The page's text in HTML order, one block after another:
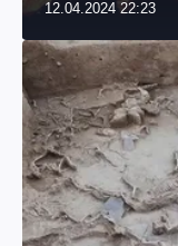
12.04.2024 22:23